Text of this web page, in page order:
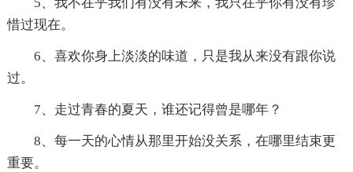
5、我不在乎我们有没有未来，我只在乎你有没有珍
惜过现在。
6、喜欢你身上淡淡的味道，只是我从来没有跟你说
过。
7、走过青春的夏天，谁还记得曾是哪年？
8、每一天的心情从那里开始没关系，在哪里结束更
重要。